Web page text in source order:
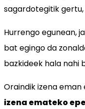
sagardotegitik
Hurrengo egunean,
bat egingo da
bazkideek hala nahi
Oraindik izena eman
izena emateko